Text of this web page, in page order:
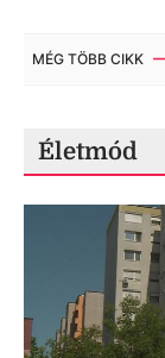
MÉG TÖBB CIKK
Életmód